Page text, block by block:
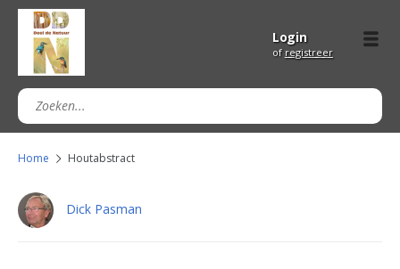
Login
of registreer
Home Houtabstract
Dick Pasman